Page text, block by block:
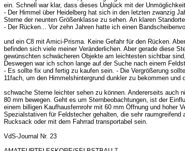
ein. Schnell war klar, dass dieses Unglück mit der
- Der Himmel über Heidelberg hat sich in den letzten zwanzig
Sterne der neunten Größenklasse zu sehen. An klaren
- Der Rücken... Vor zehn Jahren hatte ich einen
und ein C8 mit Amici-Prisma. Keine Gefahr für den Rücken.
befinden sich viele meiner Veränderlichen. Aber gerade diese
gewünschten schwächeren Objekte am leichtesten sichtbar
Deswegen war ich schon lange auf der Suche nach einem
- Es sollte fix und fertig zu kaufen sein. - Die Vergrößerung
11fach, um den Himmelshintergrund dunkler zu bekommen und
schwache Sterne leichter sehen zu können. Andererseits auch
80 mm bewegen. Geht es um Sternbeobachtungen, ist der
einem billigen Kaufhausfernrohr mit 60 mm Öffnung und hoher
Spezialstativen für Feldstecher gehalten, die sehr
Rucksack oder mit dem Fahrrad transportabel sein.
VdS-Journal Nr. 23